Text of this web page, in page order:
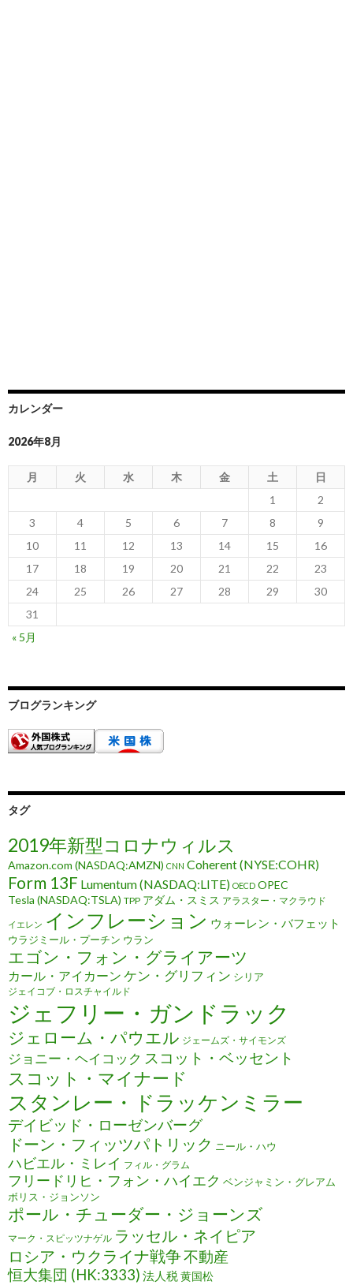
カレンダー
2026年8月
月 火 水 木 金 土
日
1
2
3
4 5 6 7 8
9
10
11 12 13 14 15
16
17
18 19 20 21 22
23
24
25 26 27 28 29
30
31
« 5月
ブログランキング
タグ
2019年新型コロナウィルス
Amazon.com (NASDAQ:AMZN) CNN Coherent (NYSE:COHR)
Form 13F Lumentum (NASDAQ:LITE) OECD OPEC
Tesla (NASDAQ:TSLA) TPP アダム・スミス アラスター・マクラウド
イエレン インフレーション ウォーレン・バフェット
ウラジミール・プーチン ウラン
エゴン・フォン・グライアーツ
カール・アイカーン ケン・グリフィン シリア
ジェイコブ・ロスチャイルド
ジェフリー・ガンドラック
ジェローム・パウエル ジェームズ・サイモンズ
ジョニー・ヘイコック スコット・ベッセント
スコット・マイナード
スタンレー・ドラッケンミラー
デイビッド・ローゼンバーグ
ドーン・フィッツパトリック ニール・ハウ
ハビエル・ミレイ フィル・グラム
フリードリヒ・フォン・ハイエク ベンジャミン・グレアム
ボリス・ジョンソン
ポール・チューダー・ジョーンズ
マーク・スピッツナゲル ラッセル・ネイピア
ロシア・ウクライナ戦争不動産
恒大集団 (HK:3333) 法人税黄国松